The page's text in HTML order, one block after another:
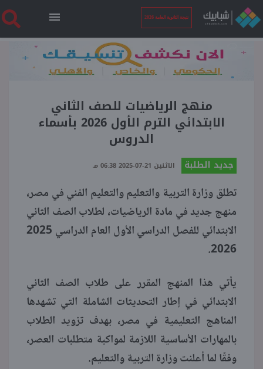
نتيجة الثانوية العامة 2026
الرئيسية
نتيجة الثانوية العامة 2026
أخبار ساخنة
بوابة الطلبة
منوعات
منهج الرياضيات للصف الثاني
الابتدائي الترم الأول 2026 بأسماء
الدروس
جديد الطلبة الاثنين 21-07-2025 06:38 مـ
تطلق وزارة التربية والتعليم والتعليم الفني في مصر،
منهج جديد في مادة الرياضيات، لطلاب الصف الثاني
الابتدائي للفصل الدراسي الأول العام الدراسي 2025
2026.
يأتي هذا المنهج المقرر على طلاب الصف الثاني
الابتدائي في إطار التحديثات الشاملة التي تشهدها
المناهج التعليمية في مصر، بهدف تزويد الطلاب
بالمهارات الأساسية اللازمة لمواكبة متطلبات العصر،
وفقًا لما أعلنت وزارة التربية والتعليم.